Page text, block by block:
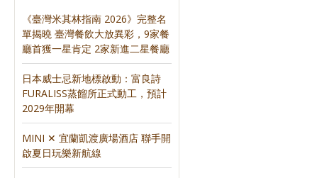
《臺灣米其林指南 2026》完整名
單揭曉 臺灣餐飲大放異彩，9家餐
廳首獲一星肯定 2家新進二星餐廳
日本威士忌新地標啟動：富良詩
FURALISS蒸餾所正式動工，預計
2029年開幕
MINI ✕ 宜蘭凱渡廣場酒店 聯手開
啟夏日玩樂新航線